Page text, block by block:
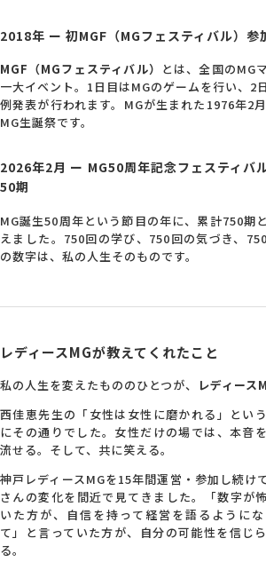
2018年 ー 初MGF（MGフェスティバル）参
MGF（MGフェスティバル） とは、全国のMG
一大イベント。1日目はMGのゲームを行い、2
例発表が行われます。MGが生まれた1976年2月
MG生誕祭です。
2026年2月 ー MG50周年記念フェスティバ
50期
MG誕生50周年という節目の年に、累計750期
えました。750回の学び、750回の気づき、
の数字は、私の人生そのものです。
レディースMGが教えてくれたこと
私の人生を変えたもののひとつが、 レディース
西佳恵先生の「女性は女性に磨かれる」とい
にその通りでした。女性だけの場では、本音
流せる。そして、共に笑える。
神戸レディースMGを15年間運営・参加し続け
さんの変化を間近で見てきました。「数字が
いた方が、自信を持って経営を語るように
て」と言っていた方が、自分の可能性を信じ
る。